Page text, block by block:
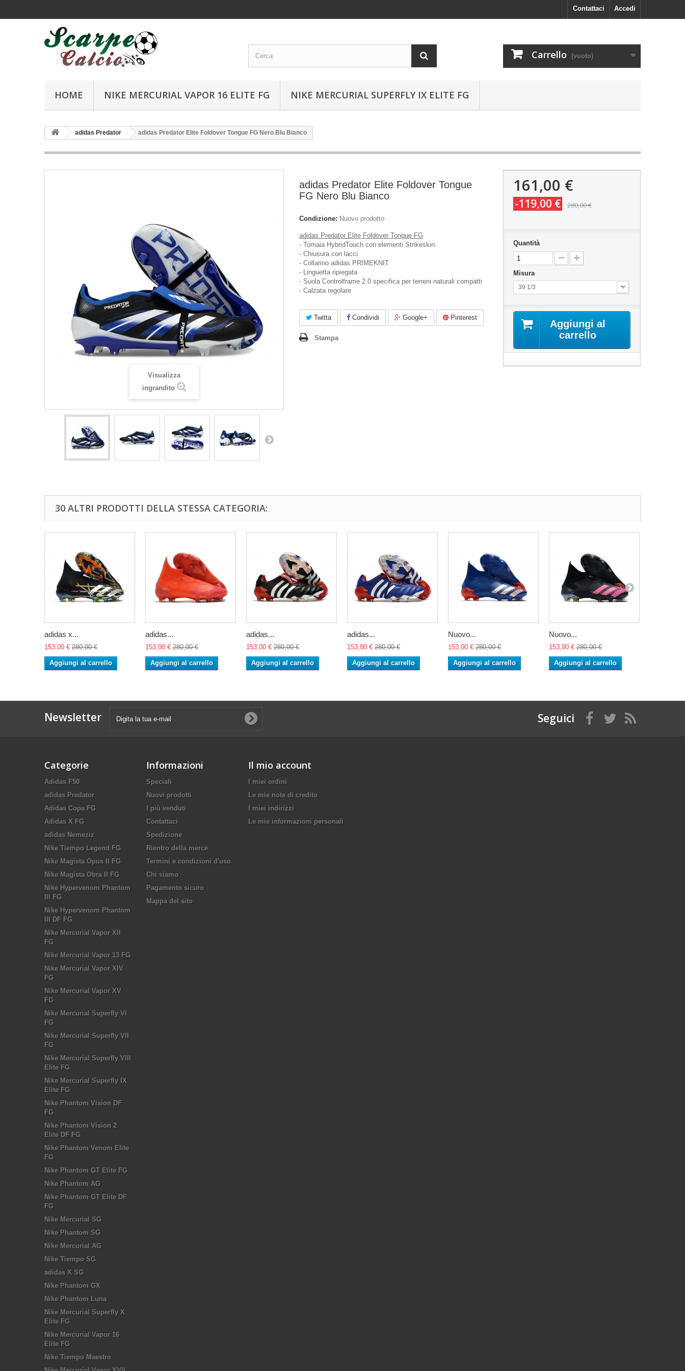
Accedi
Contattaci
Carrello (vuoto)
HOME NIKE MERCURIAL VAPOR 16 ELITE FG NIKE MERCURIAL SUPERFLY IX ELITE FG
adidas Predator adidas Predator Elite Foldover Tongue FG Nero Blu Bianco
Visualizza
ingrandito
adidas Predator Elite Foldover Tongue
FG Nero Blu Bianco
Condizione: Nuovo prodotto
adidas Predator Elite Foldover Tongue FG
- Tomaia HybridTouch con elementi Strikeskin
- Chiusura con lacci
- Collarino adidas PRIMEKNIT
- Linguetta ripiegata
- Suola Controlframe 2.0 specifica per terreni naturali compatti
- Calzata regolare
Twitta Condividi Google+ Pinterest
Stampa
161,00 €
-119,00 € 280,00 €
Quantità
Misura
39 1/3
Aggiungi al
carrello
30 ALTRI PRODOTTI DELLA STESSA CATEGORIA:
adidas x...
153,00 € 280,00 €
Aggiungi al carrello
adidas...
153,00 € 280,00 €
Aggiungi al carrello
adidas...
153,00 € 280,00 €
Aggiungi al carrello
adidas...
153,00 € 280,00 €
Aggiungi al carrello
Nuovo...
153,00 € 280,00 €
Aggiungi al carrello
Nuovo...
153,00 € 280,00 €
Aggiungi al carrello
Newsletter Seguici
Categorie
Adidas F50
adidas Predator
Adidas Copa FG
Adidas X FG
adidas Nemeziz
Nike Tiempo Legend FG
Nike Magista Opus II FG
Nike Magista Obra II FG
Nike Hypervenom Phantom
III FG
Nike Hypervenom Phantom
III DF FG
Nike Mercurial Vapor XII
FG
Nike Mercurial Vapor 13 FG
Nike Mercurial Vapor XIV
FG
Nike Mercurial Vapor XV
FG
Nike Mercurial Superfly VI
FG
Nike Mercurial Superfly VII
FG
Nike Mercurial Superfly VIII
Elite FG
Nike Mercurial Superfly IX
Elite FG
Nike Phantom Vision DF
FG
Nike Phantom Vision 2
Elite DF FG
Nike Phantom Venom Elite
FG
Nike Phantom GT Elite FG
Nike Phantom AG
Nike Phantom GT Elite DF
FG
Nike Mercurial SG
Nike Phantom SG
Nike Mercurial AG
Nike Tiempo SG
adidas X SG
Nike Phantom GX
Nike Phantom Luna
Nike Mercurial Superfly X
Elite FG
Nike Mercurial Vapor 16
Elite FG
Nike Tiempo Maestro
Informazioni
Speciali
Nuovi prodotti
I più venduti
Contattaci
Spedizione
Rientro della merce
Termini e condizioni d'uso
Chi siamo
Pagamento sicuro
Mappa del sito
Il mio account
I miei ordini
Le mie note di credito
I miei indirizzi
Le mie informazioni personali